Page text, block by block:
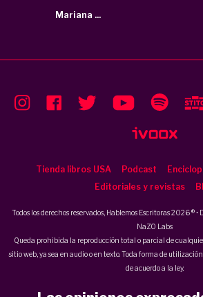
Mariana ...
Tienda libros USA Podcast
Editoriales y revistas
Todos los derechos reservados, Hablemos Escritoras 2026 ® •
NaZO Labs
Queda prohibida la reproducción total o parcial de
sitio web, ya sea en audio o en texto. Toda forma de
de acuerdo a la ley.